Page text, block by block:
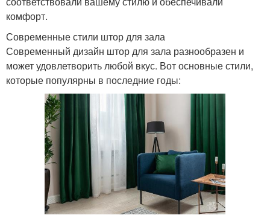
комфорт.
Современные стили штор для зала
Современный дизайн штор для зала разнообразен и
может удовлетворить любой вкус. Вот основные стили,
которые популярны в последние годы: